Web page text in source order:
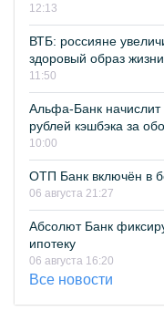
12:13
ВТБ: россияне
здоровый образ жизни
11:50
Альфа-Банк
рублей кэшбэка за
10:00
ОТП Банк включён в
06 августа 21:27
Абсолют Банк
ипотеку
06 августа 16:20
Все новости